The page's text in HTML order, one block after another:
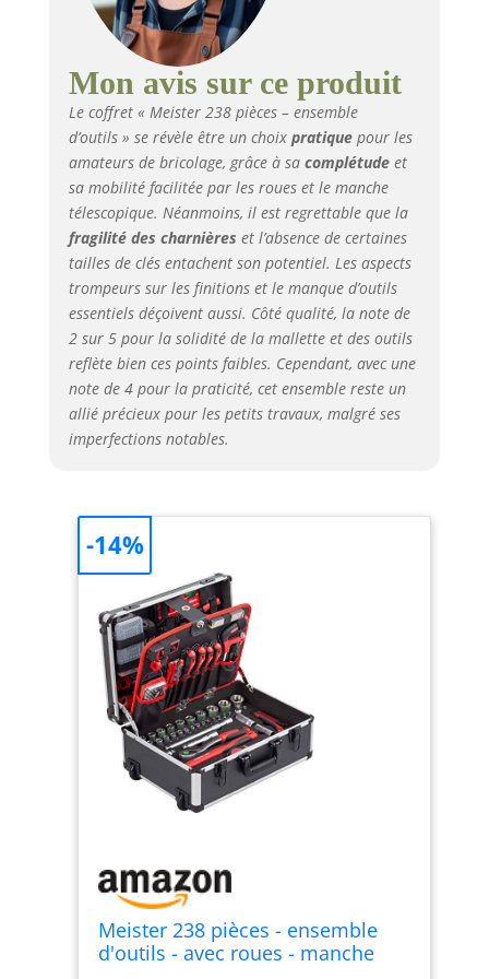
la réparation de téléphones portables
DÉTAILS DU PRODUIT : Dimensions : 460 x
350 x 190 mm (L x L x H) | Poids : 14 kg
Mon avis sur ce produit
Le coffret « Meister 238 pièces – ensemble
d’outils » se révèle être un choix pratiquepour les
amateurs de bricolage, grâce à sa complétudeet
sa mobilité facilitée par les roues et le manche
télescopique. Néanmoins, il est regrettable que la
fragilité des charnières et l’absence de certaines
tailles de clés entachent son potentiel. Les aspects
trompeurs sur les finitions et le manque d’outils
essentiels déçoivent aussi. Côté qualité, la note de
2 sur 5 pour la solidité de la mallette et des outils
reflète bien ces points faibles. Cependant, avec une
note de 4 pour la praticité, cet ensemble reste un
allié précieux pour les petits travaux, malgré ses
imperfections notables.
Meister 238 pièces - ensemble
d'outils - avec roues - manche
-14%